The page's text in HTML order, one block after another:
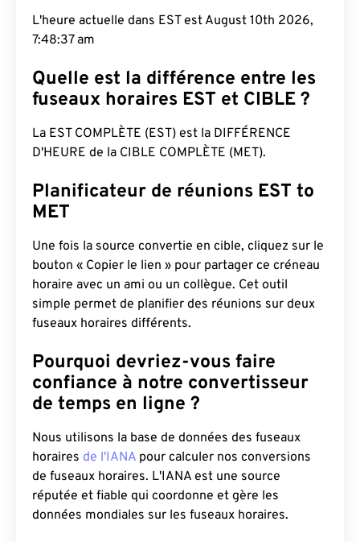
L'heure actuelle dans EST est August 10th 2026,
7:48:38 am
Quelle est la différence entre les
fuseaux horaires EST et CIBLE ?
La EST COMPLÈTE (EST) est la DIFFÉRENCE
D'HEURE de la CIBLE COMPLÈTE (MET).
Planificateur de réunions EST to
MET
Une fois la source convertie en cible, cliquez sur le
bouton « Copier le lien » pour partager ce créneau
horaire avec un ami ou un collègue. Cet outil
simple permet de planifier des réunions sur deux
fuseaux horaires différents.
Pourquoi devriez-vous faire
confiance à notre convertisseur
de temps en ligne ?
Nous utilisons la base de données des fuseaux
horaires de l'IANA pour calculer nos conversions
de fuseaux horaires. L'IANA est une source
réputée et fiable qui coordonne et gère les
données mondiales sur les fuseaux horaires.